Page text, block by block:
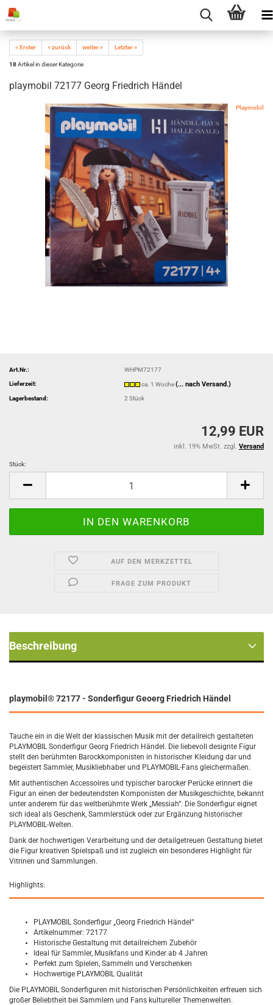
« Erster « zurück weiter » Letzter »
18Artikel in dieser Kategorie
playmobil 72177 Georg Friedrich Händel
Playmobil
Art.Nr.: WHPM72177
Lieferzeit: ca. 1 Woche(... nach Versand.)
Lagerbestand: 2Stück
12,99 EUR
inkl. 19% MwSt. zzgl. Versand
Stück:
AUF DEN MERKZETTEL
FRAGE ZUM PRODUKT
Beschreibung
playmobil® 72177- Sonderfigur Geoerg Friedrich Händel
Tauche ein in die Welt der klassischen Musik mit der detailreich gestalteten
PLAYMOBIL Sonderfigur Georg Friedrich Händel. Die liebevoll designte Figur
stellt den berühmten Barockkomponisten in historischer Kleidung dar und
begeistert Sammler, Musikliebhaber und PLAYMOBIL-Fans gleichermaßen.
Mit authentischen Accessoires und typischer barocker Perücke erinnert die
Figur an einen der bedeutendsten Komponisten der Musikgeschichte, bekannt
unter anderem für das weltberühmte Werk „Messiah“. Die Sonderfigur eignet
sich ideal als Geschenk, Sammlerstück oder zur Ergänzung historischer
PLAYMOBIL-Welten.
Dank der hochwertigen Verarbeitung und der detailgetreuen Gestaltung bietet
die Figur kreativen Spielspaß und ist zugleich ein besonderes Highlight für
Vitrinen und Sammlungen.
Highlights:
PLAYMOBIL Sonderfigur „Georg Friedrich Händel“
Artikelnummer: 72177
Historische Gestaltung mit detailreichem Zubehör
Ideal für Sammler, Musikfans und Kinder ab 4 Jahren
Perfekt zum Spielen, Sammeln und Verschenken
Hochwertige PLAYMOBIL Qualität
Die PLAYMOBIL Sonderfiguren mit historischen Persönlichkeiten erfreuen sich
großer Beliebtheit bei Sammlern und Fans kultureller Themenwelten.